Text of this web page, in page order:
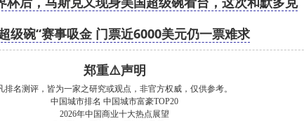
级碗“赛事吸金 门票近6000美元仍一票难求
郑重⚠️声明
排名测评，皆为一家之研究或观点，非官方权威，仅供参考。
中国城市排名 中国城市富豪TOP20
2026年中国商业十大热点展望